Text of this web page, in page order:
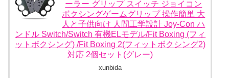
ーラー グリップ スイッチ ジョイコン
ボクシングゲームグリップ 操作簡単 大
人と子供向け 人間工学設計 Joy-Con ハ
ンドル Switch/Switch 有機ELモデル/Fit Boxing (フィ
ットボクシング) /Fit Boxing 2(フィットボクシング2)
対応 2個セット(グレー)
xunbida